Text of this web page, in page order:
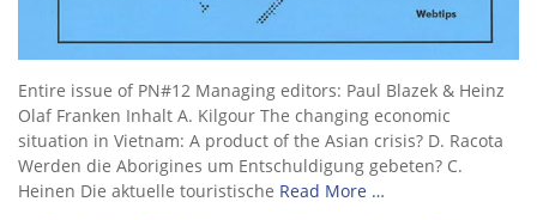
Entire issue of PN#12 Managing editors: Paul Blazek & Heinz
Olaf Franken Inhalt A. Kilgour The changing economic
situation in Vietnam: A product of the Asian crisis? D. Racota
Werden die Aborigines um Entschuldigung gebeten? C.
Heinen Die aktuelle touristische Read More …